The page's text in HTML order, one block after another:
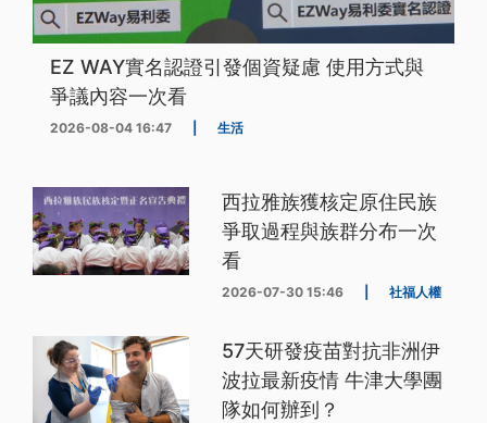
EZ WAY實名認證引發個資疑慮 使用方式與
爭議內容一次看
2026-08-04 16:47 生活
西拉雅族獲核定原住民族
爭取過程與族群分布一次
看
2026-07-30 15:46 社福人權
57天研發疫苗對抗非洲伊
波拉最新疫情 牛津大學團
隊如何辦到？